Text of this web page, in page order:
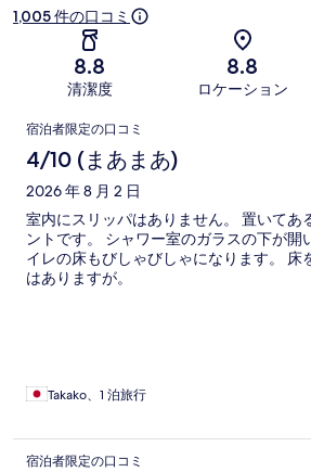
1,005 件の口コミ
8.8
清潔度
8.8
ロケーション
口
コ
ミ
宿泊者限定の口コミ
4/10 (まあまあ)
2026 年 8 月 2 日
室内にスリッパはありません。 置いてあ
ントです。 シャワー室のガラスの下が開
イレの床もびしゃびしゃになります。 床
はありますが。
Takako、1 泊旅行
宿泊者限定の口コミ